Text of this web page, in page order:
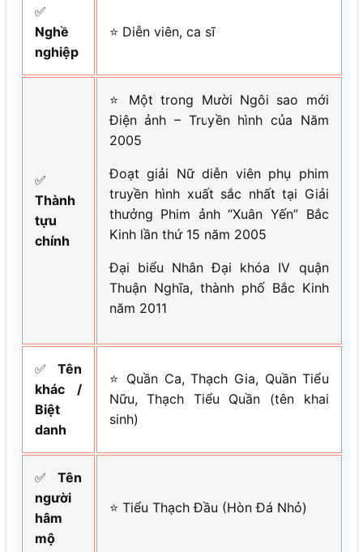
✅
Nghề
nghiệp
⭐ Diễn viên, ca sĩ
✅
Thành
tựu
chính
⭐ Một trong Mười Ngôi sao mới
Điện ảnh – Truyền hình của Năm
2005
Đoạt giải Nữ diễn viên phụ phim
truyền hình xuất sắc nhất tại Giải
thưởng Phim ảnh “Xuân Yến” Bắc
Kinh lần thứ 15 năm 2005
Đại biểu Nhân Đại khóa IV quận
Thuận Nghĩa, thành phố Bắc Kinh
năm 2011
✅ Tên
khác /
Biệt
danh
⭐ Quần Ca, Thạch Gia, Quần Tiểu
Nữu, Thạch Tiểu Quần (tên khai
sinh)
✅ Tên
người
hâm
mộ
⭐ Tiểu Thạch Đầu (Hòn Đá Nhỏ)